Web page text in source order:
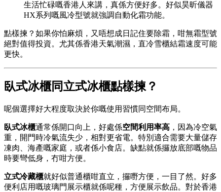
生活忙碌嘅香港人來講，真係方便好多。好似昊昕儀器
HX系列嘅風冷型號就強調自動化霜功能。
點樣揀？如果你怕麻煩，又唔想成日記住要除霜，咁無霜型號
絕對值得投資。尤其係香港天氣潮濕，直冷雪櫃結霜速度可能
更快。
臥式冰櫃同立式冰櫃點樣揀？
呢個選擇好大程度取決於你嘅使用習慣同空間布局。
臥式冰櫃通常係開口向上，好處係空間利用率高 ，因為冷空氣
重，開門時冷氣流失少，相對更省電。特別適合需要大量儲存
凍肉、海產嘅家庭，或者係小食店。缺點就係攞放底部嘅物品
時要彎低身，冇咁方便。
立式冷藏櫃就好似普通櫃咁直立，攞嘢方便，一目了然。好多
便利店用嘅玻璃門展示櫃就係呢種，方便展示飲品。對於香港